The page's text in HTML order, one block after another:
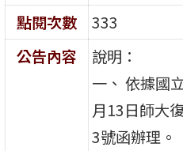
點閱次數
333
公告內容
說明：
一、 依據國
月13日師大
3號函辦理。